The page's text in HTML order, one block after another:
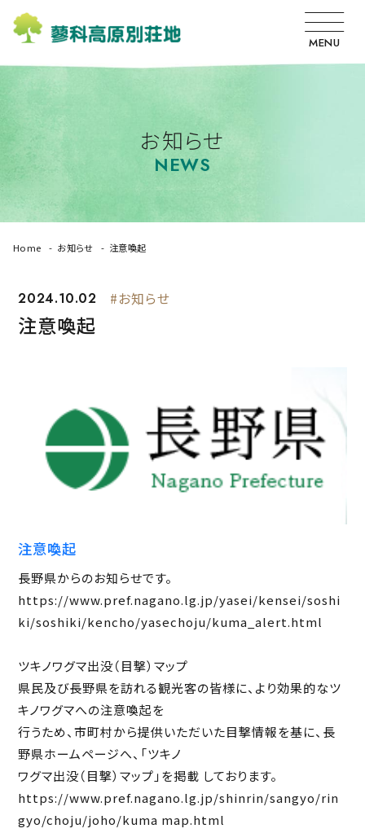
MENU
お知らせ
NEWS
Home お知らせ 注意喚起
2024.10.02 #お知らせ
注意喚起
注意喚起
長野県からのお知らせです。
https://www.pref.nagano.lg.jp/yasei/kensei/soshi
ki/soshiki/kencho/yasechoju/kuma_alert.html
ツキノワグマ出没（目撃）マップ
県民及び長野県を訪れる観光客の皆様に、より効果的なツ
キノワグマへの注意喚起を
行うため、市町村から提供いただいた目撃情報を基に、長
野県ホームページへ、「ツキノ
ワグマ出没（目撃）マップ」を掲載 しております。
https://www.pref.nagano.lg.jp/shinrin/sangyo/rin
gyo/choju/joho/kuma map.html